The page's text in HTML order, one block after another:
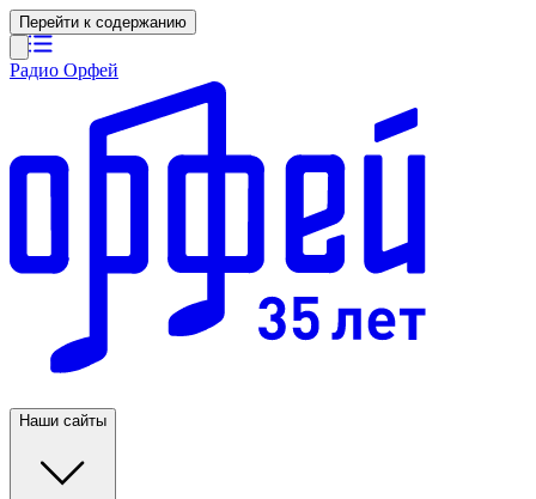
Перейти к содержанию
Радио Орфей
Наши сайты